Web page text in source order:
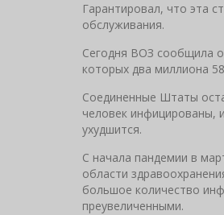
Гарантировал, что эта
обслуживания.
Сегодня ВОЗ сообщила
которых два миллиона
Соединенные Штаты
человек инфицированы,
ухудшится.
С начала пандемии в
области
большое количество
преувеличенными.